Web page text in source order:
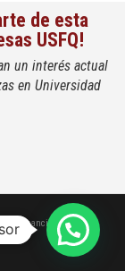
de esta
USFQ!
un interés actual
en Universidad
San Francisco de Quito